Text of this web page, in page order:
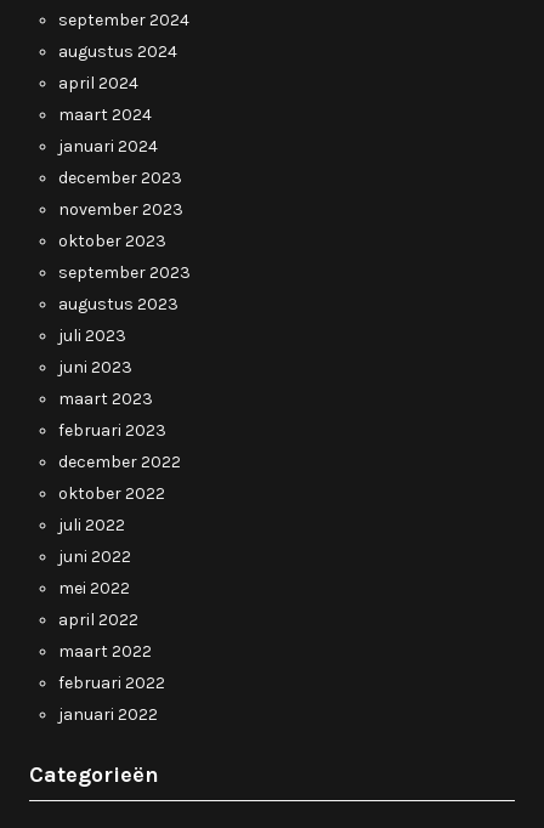
september 2024
augustus 2024
april 2024
maart 2024
januari 2024
december 2023
november 2023
oktober 2023
september 2023
augustus 2023
juli 2023
juni 2023
maart 2023
februari 2023
december 2022
oktober 2022
juli 2022
juni 2022
mei 2022
april 2022
maart 2022
februari 2022
januari 2022
Categorieën